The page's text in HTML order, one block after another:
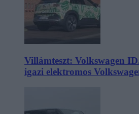
Villámteszt: Volkswagen
igazi elektromos